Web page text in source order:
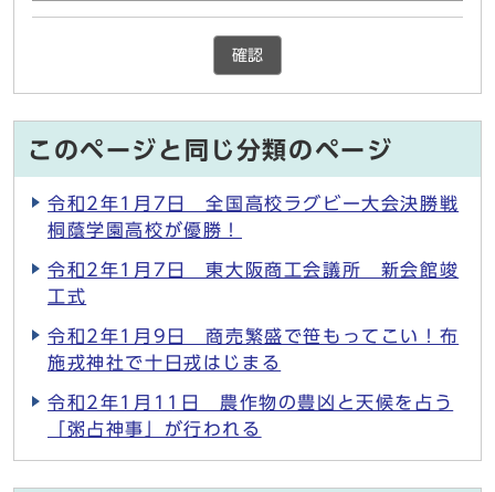
確認
このページと同じ分類のページ
令和2年1月7日 全国高校ラグビー大会決勝戦
桐蔭学園高校が優勝！
令和2年1月7日 東大阪商工会議所 新会館竣
工式
令和2年1月9日 商売繁盛で笹もってこい！布
施戎神社で十日戎はじまる
令和2年1月11日 農作物の豊凶と天候を占う
「粥占神事」が行われる